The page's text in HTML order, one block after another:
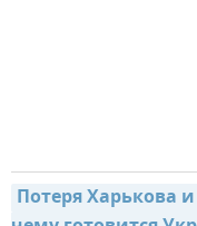
Потеря Харькова